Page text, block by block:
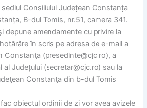
Consiliului Județean Constanța
B-dul Tomis, nr.51, camera 341.
depune amendamente cu privire la
în scris pe adresa de e-mail a
Constanţa (presedinte@cjc.ro), a
al Județului (secretar@cjc.ro) sau la
Constanţa din b-dul Tomis
obiectul ordinii de zi vor avea avizele